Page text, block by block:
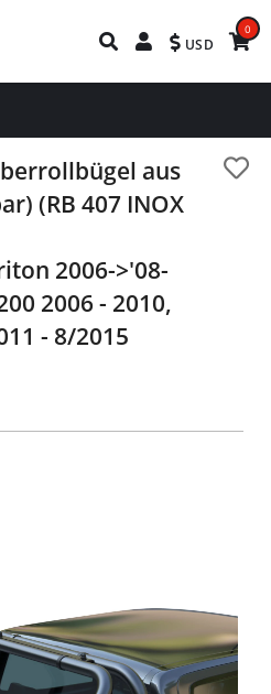
USD
0
aus
(RB 407 INOX
2006->'08-
2006 - 2010,
- 8/2015